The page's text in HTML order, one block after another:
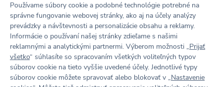
STRIH
LOTTA
V jednoduchosti je sila.
Používame súbory cookie a podobné technológie potrebné na
správne fungovanie webovej stránky, ako aj na účely analýzy
prevádzky a návštevnosti a personalizácie obsahu a reklamy.
Informácie o používaní našej stránky zdieľame s našimi
reklamnými a analytickými partnermi. Výberom možnosti „Prijať
všetko“ súhlasíte so spracovaním všetkých voliteľných typov
súborov cookie na tieto vyššie uvedené účely. Jednotlivé typy
súborov cookie môžete spravovať alebo blokovať v „Nastavenie